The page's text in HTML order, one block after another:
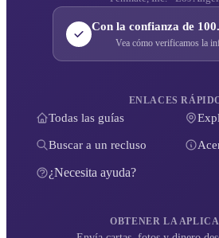
Con la confianza de
Vea cómo verificamos la
ENLACES
Todas las guías
Buscar a un recluso
¿Necesita ayuda?
OBTENER LA